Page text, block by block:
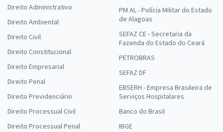
Direito Administrativo
Direito Ambiental
Direito Civil
Direito Constitucional
Direito Empresarial
Direito Penal
Direito Previdenciário
Direito Processual Civil
Direito Processual Penal
PM AL - Polícia Militar do Estado
de Alagoas
SEFAZ CE - Secretaria da
Fazenda do Estado do Ceará
PETROBRAS
SEFAZ DF
EBSERH - Empresa Brasileira de
Serviços Hospitalares
Banco do Brasil
IBGE